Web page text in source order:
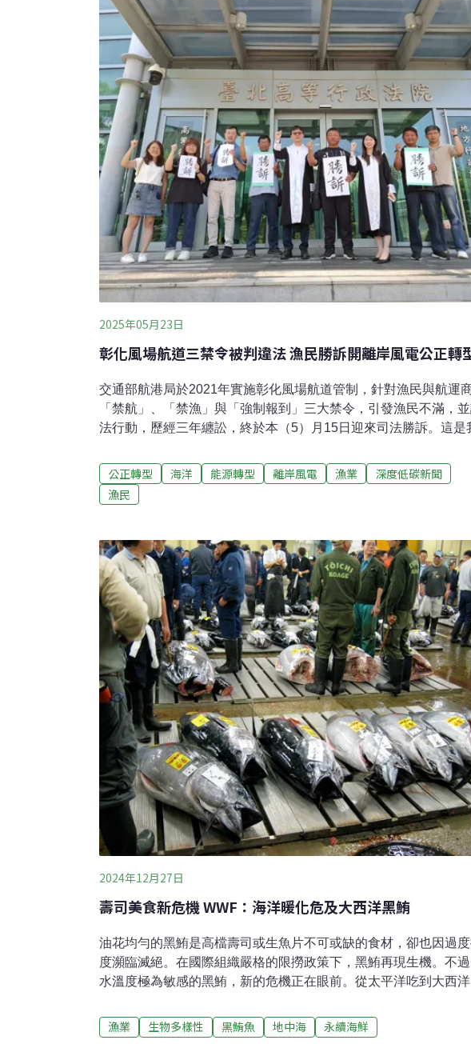
中；不過相較於牛、羊等畜牧業，漁業的碳排量低得多，因為牛
酵會產生大量甲烷，且陸上處理牲畜排泄物、飼養輔助活動皆會釋
化二氮（N₂O）及二氧化碳。
2025年05月23日
彰化風場航道三禁令被判違法 漁民勝訴開離岸風電公正轉
交通部航港局於2021年實施彰化風場航道管制，針對漁民與航運
「禁航」、「禁漁」與「強制報到」三大禁令，引發漁民不滿，並
法行動，歷經三年纏訟，終於本（5）月15日迎來司法勝訴。這是
為公正轉型在法制上的重要案例。漁民告贏交通部 風場航道三禁令
交通部航港局2021年頒布「彰化風場航道航行指南」，劃設航道與
區，並對航運商與漁民實施嚴格管制，以確保航安。指南要求漁船
向巷道及分隔區進行漁業行為；更規定「強制報到」，要求所有
風場航道的船舶，應向彰化航港局離岸風場航道船舶交通管理系統
（Vessel Traffic Service，VTS）報到，違者將處以10萬～50萬元
公正轉型 海洋 能源轉型 離岸風電 漁業
深度低碳新聞
漁民
2024年12月27日
壽司美食新危機 WWF：海洋暖化危及大西洋黑鮪
油花均勻的黑鮪是高檔壽司或生魚片不可或缺的食材，卻也因過
度瀕臨滅絕。在國際組織嚴格的限撈政策下，黑鮪再現生機。不
水溫度極為敏感的黑鮪，新的危機正在眼前。從太平洋吃到大西
鮪。前兩者稱為北方黑鮪，也是國人常說的「黑鮪」，東港地區的
牠們是「黑甕串」，牠的背鰭是深藍色，因此英文名是「藍鰭鮪」
漁業 生物多樣性 黑鮪魚 地中海 永續海鮮